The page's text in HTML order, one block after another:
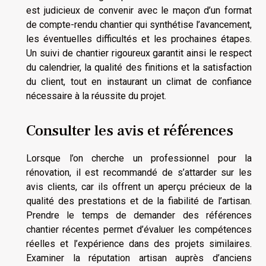
est judicieux de convenir avec le maçon d’un format
de compte-rendu chantier qui synthétise l’avancement,
les éventuelles difficultés et les prochaines étapes.
Un suivi de chantier rigoureux garantit ainsi le respect
du calendrier, la qualité des finitions et la satisfaction
du client, tout en instaurant un climat de confiance
nécessaire à la réussite du projet.
Consulter les avis et références
Lorsque l’on cherche un professionnel pour la
rénovation, il est recommandé de s’attarder sur les
avis clients, car ils offrent un aperçu précieux de la
qualité des prestations et de la fiabilité de l’artisan.
Prendre le temps de demander des références
chantier récentes permet d’évaluer les compétences
réelles et l’expérience dans des projets similaires.
Examiner la réputation artisan auprès d’anciens